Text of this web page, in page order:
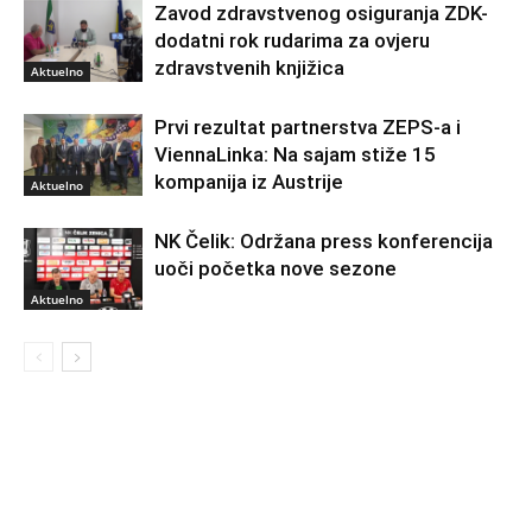
Aktuelno
Zavod zdravstvenog osiguranja ZDK-
dodatni rok rudarima za ovjeru
zdravstvenih knjižica
Aktuelno
Prvi rezultat partnerstva ZEPS-a i
ViennaLinka: Na sajam stiže 15
kompanija iz Austrije
Aktuelno
NK Čelik: Održana press konferencija
uoči početka nove sezone